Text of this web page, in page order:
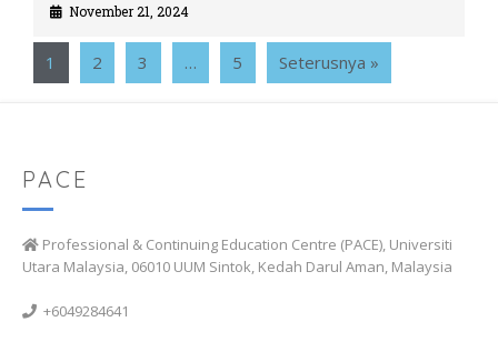
November 21, 2024
1 2 3 … 5 Seterusnya »
PACE
Professional & Continuing Education Centre (PACE), Universiti
Utara Malaysia, 06010 UUM Sintok, Kedah Darul Aman, Malaysia
+6049284641